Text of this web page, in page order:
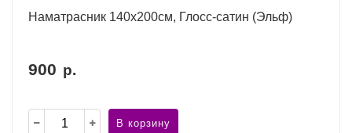
Наматрасник 140х200см, Глосс-сатин (Эльф)
900 р.
В корзину